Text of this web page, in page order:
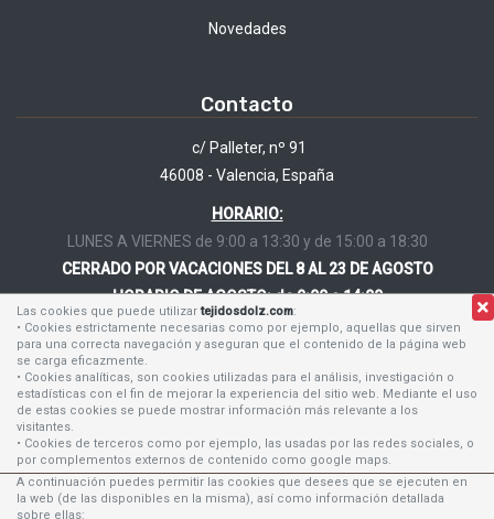
Las cookies que puede utilizartejidosdolz.com:
• Cookies estrictamente necesarias como por ejemplo, aquellas que sirven
para una correcta navegación y aseguran que el contenido de la página web
se carga eficazmente.
• Cookies analíticas, son cookies utilizadas para el análisis, investigación o
estadísticas con el fin de mejorar la experiencia del sitio web. Mediante el uso
de estas cookies se puede mostrar información más relevante a los
visitantes.
• Cookies de terceros como por ejemplo, las usadas por las redes sociales, o
por complementos externos de contenido como google maps.
A continuación puedes permitir las cookies que desees que se ejecuten en
la web (de las disponibles en la misma), así como información detallada
sobre ellas:
Novedades
Contacto
c/ Palleter, nº 91
46008 - Valencia, España
HORARIO:
LUNES A VIERNES de 9:00 a 13:30 y de 15:00 a 18:30
CERRADO POR VACACIONES DEL 8 AL 23 DE AGOSTO
HORARIO DE AGOSTO: de 9:00 a 14:00
tejidosdolz@tejidosdolz.com
96 384 62 24
96 384 53 12